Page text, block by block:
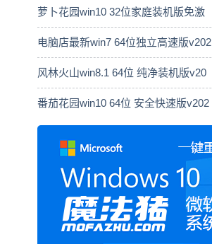
萝卜花园win10 32位家庭装机版免激
电脑店最新win7 64位独立高速版v202
风林火山win8.1 64位 纯净装机版v20
番茄花园win10 64位 安全快速版v202